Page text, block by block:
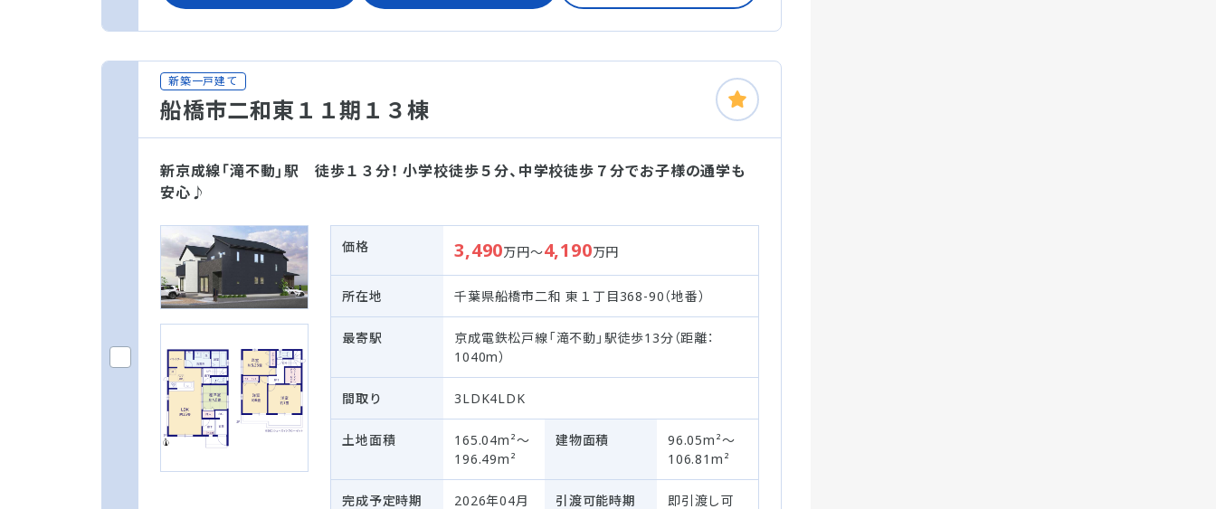
新築一戸建て
船橋市二和東１１期１３棟
新京成線「滝不動」駅 徒歩１３分！ 小学校徒歩５分、中学校徒歩７分でお子様の通学も
安心♪
価格 3,490万円～4,190万円
所在地 千葉県船橋市二和 東１丁目368-90（地番）
最寄駅
京成電鉄松戸線「滝不動」駅徒歩13分（距離：
1040m）
間取り 3LDK4LDK
土地面積
165.04m²～
196.49m²
建物面積
96.05m²～
106.81m²
完成予定時期 2026年04月 引渡可能時期 即引渡し可